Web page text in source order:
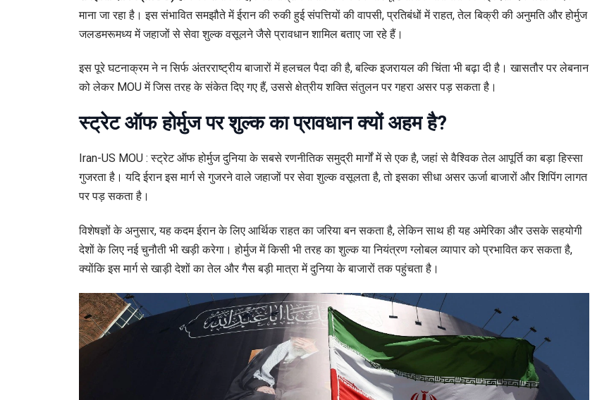
माना जा रहा है। इस संभावित समझौते में ईरान की रुकी हुई संपत्तियों की वापसी, प्रतिबंधों में राहत, तेल बिक्री की अनुमति और होर्मुज
जलडमरूमध्य में जहाजों से सेवा शुल्क वसूलने जैसे प्रावधान शामिल बताए जा रहे हैं।
इस पूरे घटनाक्रम ने न सिर्फ अंतरराष्ट्रीय बाजारों में हलचल पैदा की है, बल्कि इजरायल की चिंता भी बढ़ा दी है। खासतौर पर लेबनान
को लेकर MOU में जिस तरह के संकेत दिए गए हैं, उससे क्षेत्रीय शक्ति संतुलन पर गहरा असर पड़ सकता है।
स्ट्रेट ऑफ होर्मुज पर शुल्क का प्रावधान क्यों अहम है?
Iran-US MOU : स्ट्रेट ऑफ होर्मुज दुनिया के सबसे रणनीतिक समुद्री मार्गों में से एक है, जहां से वैश्विक तेल आपूर्ति का बड़ा हिस्सा
गुजरता है। यदि ईरान इस मार्ग से गुजरने वाले जहाजों पर सेवा शुल्क वसूलता है, तो इसका सीधा असर ऊर्जा बाजारों और शिपिंग लागत
पर पड़ सकता है।
विशेषज्ञों के अनुसार, यह कदम ईरान के लिए आर्थिक राहत का जरिया बन सकता है, लेकिन साथ ही यह अमेरिका और उसके सहयोगी
देशों के लिए नई चुनौती भी खड़ी करेगा। होर्मुज में किसी भी तरह का शुल्क या नियंत्रण ग्लोबल व्यापार को प्रभावित कर सकता है,
क्योंकि इस मार्ग से खाड़ी देशों का तेल और गैस बड़ी मात्रा में दुनिया के बाजारों तक पहुंचता है।